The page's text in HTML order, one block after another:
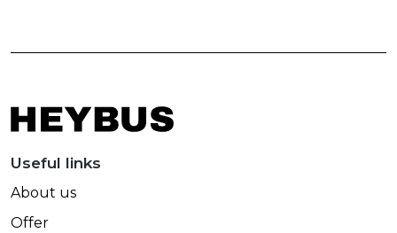
Useful links
About us
Offer